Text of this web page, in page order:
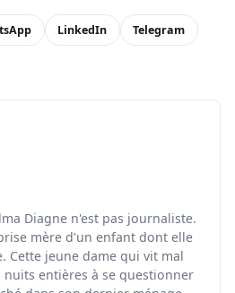
LinkedIn Telegram
Diagne n'est pas journaliste.
mère d'un enfant dont elle
Cette jeune dame qui vit mal
nuits entières à se questionner